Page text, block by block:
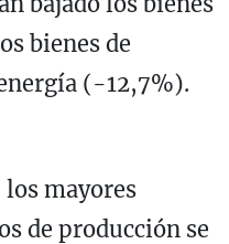
bienes de
(-12,7%).
los mayores
de producción se